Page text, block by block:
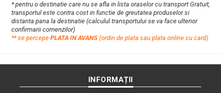
* pentru o destinatie care nu se afla in lista oraselor cu transport Gratuit,
transportul este contra cost in functie de greutatea produselor si
distanta pana la destinatie (calculul transportului se va face ulterior
confirmarii comenzilor)
**se percepe PLATA IN AVANS (ordin de plata sau plata online cu card)
INFORMAȚII